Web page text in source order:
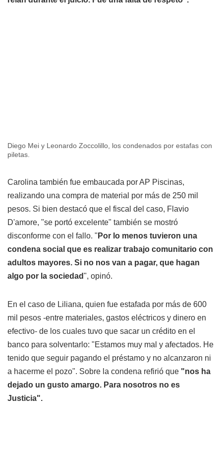
Diego Mei y Leonardo Zoccolillo, los condenados por estafas con
piletas.
Carolina también fue embaucada por AP Piscinas,
realizando una compra de material por más de 250 mil
pesos. Si bien destacó que el fiscal del caso, Flavio
D'amore, "se portó excelente" también se mostró
disconforme con el fallo. " Por lo menos tuvieron una
condena social que es realizar trabajo comunitario con
adultos mayores. Si no nos van a pagar, que hagan
algo por la sociedad", opinó.
En el caso de Liliana, quien fue estafada por más de 600
mil pesos -entre materiales, gastos eléctricos y dinero en
efectivo- de los cuales tuvo que sacar un crédito en el
banco para solventarlo: "Estamos muy mal y afectados. He
tenido que seguir pagando el préstamo y no alcanzaron ni
a hacerme el pozo". Sobre la condena refirió que "nos ha
dejado un gusto amargo. Para nosotros no es
Justicia".